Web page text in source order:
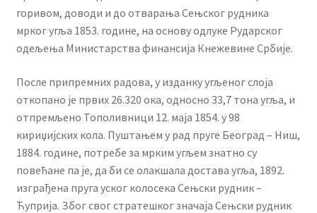
горивом, доводи и до отварања Сењског рудника
мрког угља 1853. године, на основу одлуке Рударског
одељења Министарства финансија Кнежевине Србије.
После припремних радова, у изданку угљеног слоја
откопано је првих 26.320 ока, односно 33,7 тона угља, и
отпремљено Тополивници 12. маја 1854. у 98
кириџијских кола. Пуштањем у рад пруге Београд – Ниш,
1884. године, потребе за мрким угљем знатно су
повећане па је, да би се олакшала достава угља, 1892.
изграђена пруга уског колосека Сењски рудник –
Ћуприја. Због свог стратешког значаја Сењски рудник